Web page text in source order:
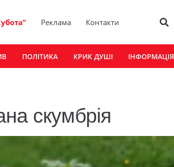
Реклама Контакти
ПОЛІТИКА КРИК ДУШІ ІНФОРМАЦІЯ
скумбрія